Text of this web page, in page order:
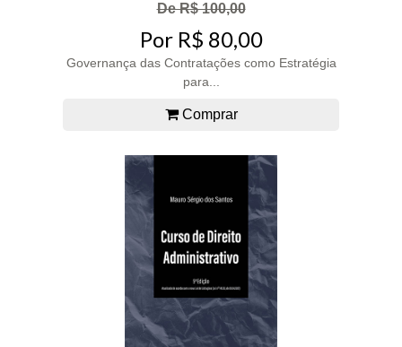
De R$ 100,00
Por R$ 80,00
Governança das Contratações como Estratégia
para...
Comprar